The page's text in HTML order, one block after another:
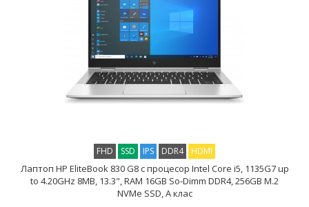
FHD SSD IPS DDR4 HDMI
Лаптоп HP EliteBook 830 G8 с процесор Intel Core i5, 1135G7 up
to 4.20GHz 8MB, 13.3", RAM 16GB So-Dimm DDR4, 256GB M.2
NVMe SSD, A клас